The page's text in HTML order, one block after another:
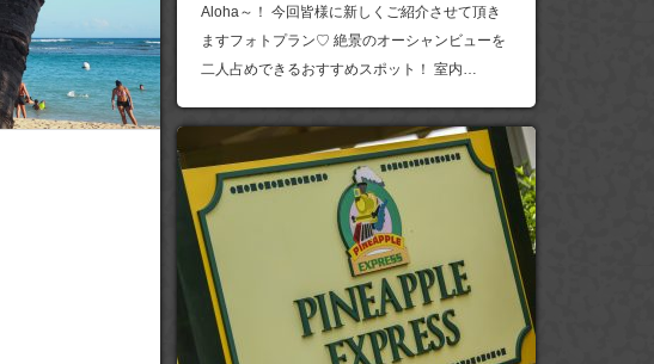
Aloha～！ 今回皆様に新しくご紹介させて頂き
ますフォトプラン♡ 絶景のオーシャンビューを
二人占めできるおすすめスポット！ 室内…